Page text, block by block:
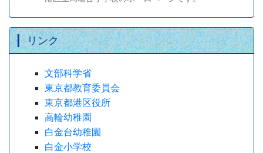
リンク
文部科学省
東京都教育委員会
東京都港区役所
高輪幼稚園
白金台幼稚園
白金小学校